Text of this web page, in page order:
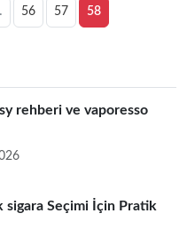
56 57 58
rehberi ve vaporesso
Seçimi İçin Pratik